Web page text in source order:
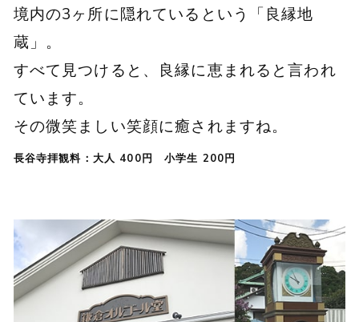
境内の3ヶ所に隠れているという「良縁地
蔵」。
すべて見つけると、良縁に恵まれると言われ
ています。
その微笑ましい笑顔に癒されますね。
長谷寺拝観料：大人 400円 小学生 200円